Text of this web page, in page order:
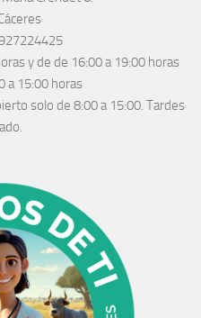
y de de 16:00 a 19:00 horas
a 15:00 horas
solo de 8:00 a 15:00. Tardes